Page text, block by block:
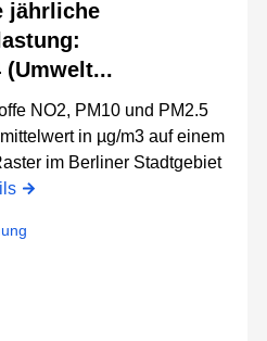
jährliche
(Umwelt...
NO2, PM10 und PM2.5
in µg/m3 auf einem
im Berliner Stadtgebiet